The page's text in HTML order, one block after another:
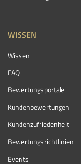
WISSEN
Wissen
FAQ
Bewertungsportale
Kundenbewertungen
Kundenzufriedenheit
Bewertungs­richtlinien
Events